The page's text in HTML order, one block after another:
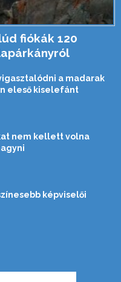
fiókák 120
a madarak
eleső kiselefánt
nem kellett volna
képviselői